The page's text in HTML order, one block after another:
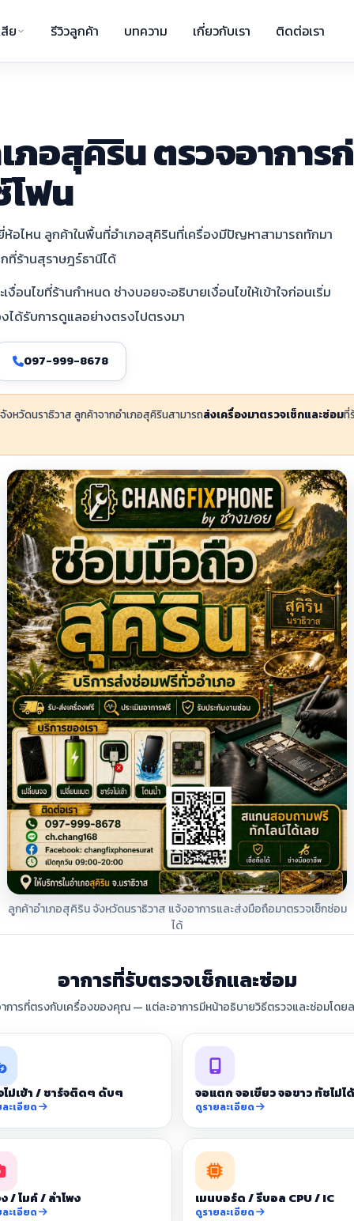
ย รีวิวลูกค้า บทความ เกี่ยวกับเรา ติดต่อเรา
อสุคิริน ตรวจอาการ
ฟน
อไหน ลูกค้าในพื้นที่อำเภอสุคิรินที่เครื่องมีปัญหาสามารถทักมา
ที่ร้านสุราษฎร์ธานีได้
อนไขที่ร้านกำหนด ช่างบอยจะอธิบายเงื่อนไขให้เข้าใจก่อนเริ่ม
ได้รับการดูแลอย่างตรงไปตรงมา
097-999-8678
งหวัดนราธิวาส ลูกค้าจากอำเภอสุคิรินสามารถส่งเครื่องมาตรวจเช็กและซ่อมที่
ลูกค้าอำเภอสุคิริน จังหวัดนราธิวาส แจ้งอาการและส่งมือถือมาตรวจเช็กซ่อม
ได้
อาการที่รับตรวจเช็กและซ่อม
การที่ตรงกับเครื่องของคุณ — แต่ละอาการมีหน้าอธิบายวิธีตรวจและซ่อมโดย
ไม่เข้า / ชาร์จติดๆ ดับๆ
ะเอียด
จอแตก จอเขียว จอขาว ทัชไม่ได้
ดูรายละเอียด
/ ไมค์ / ลำโพง
ะเอียด
เมนบอร์ด / รีบอล CPU / IC
ดูรายละเอียด